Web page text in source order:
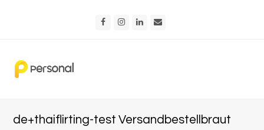
FacebookInstagram
LinkedIn
de+thaiflirting-test Versandbestellbraut